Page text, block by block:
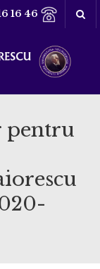
16 46
pentru